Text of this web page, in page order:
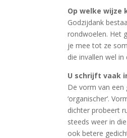
Op welke wijze
Godzijdank
rondwoelen. Het
je mee tot ze
die invallen wel
U schrijft vaak
De vorm van
‘organischer’.
dichter probeert
steeds weer in
ook betere